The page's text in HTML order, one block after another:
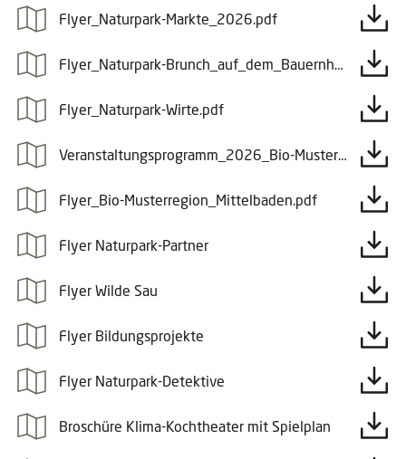
Flyer_Naturpark-Markte_2026.pdf
Flyer_Naturpark-Brunch_auf_dem_Bauernhof_2026.pdf
Flyer_Naturpark-Wirte.pdf
Veranstaltungsprogramm_2026_Bio-Musterregion_Mittelbaden.pdf
Flyer_Bio-Musterregion_Mittelbaden.pdf
Flyer Naturpark-Partner
Flyer Wilde Sau
Flyer Bildungsprojekte
Flyer Naturpark-Detektive
Broschüre Klima-Kochtheater mit Spielplan